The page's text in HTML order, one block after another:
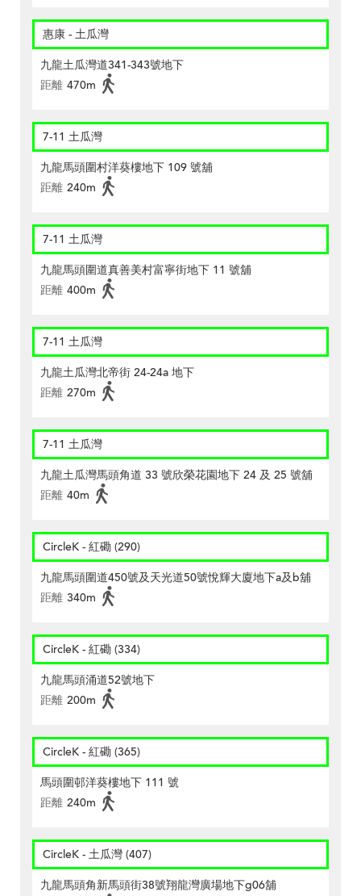
惠康 - 土瓜灣
九龍土瓜灣道341-343號地下
距離 470m
7-11 土瓜灣
九龍馬頭圍村洋葵樓地下 109 號舖
距離 240m
7-11 土瓜灣
九龍馬頭圍道真善美村富寧街地下 11 號舖
距離 400m
7-11 土瓜灣
九龍土瓜灣北帝街 24-24a 地下
距離 270m
7-11 土瓜灣
九龍土瓜灣馬頭角道 33 號欣榮花園地下 24 及 25 號舖
距離 40m
CircleK - 紅磡 (290)
九龍馬頭圍道450號及天光道50號悅輝大廈地下a及b舖
距離 340m
CircleK - 紅磡 (334)
九龍馬頭涌道52號地下
距離 200m
CircleK - 紅磡 (365)
馬頭圍邨洋葵樓地下 111 號
距離 240m
CircleK - 土瓜灣 (407)
九龍馬頭角新馬頭街38號翔龍灣廣場地下g06舖